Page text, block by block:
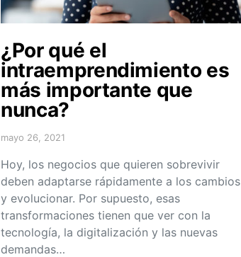
¿Por qué el
intraemprendimiento es
más importante que
nunca?
mayo 26, 2021
Hoy, los negocios que quieren sobrevivir
deben adaptarse rápidamente a los cambios
y evolucionar. Por supuesto, esas
transformaciones tienen que ver con la
tecnología, la digitalización y las nuevas
demandas…